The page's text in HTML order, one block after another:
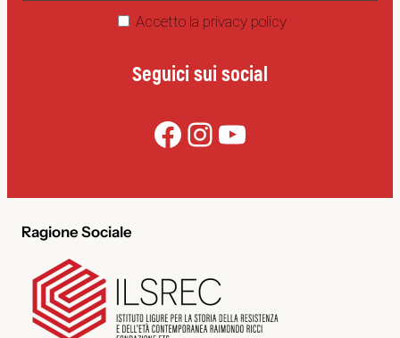
Accetto la privacy policy
Seguici sui social
Facebook InstagramYouTube
Ragione Sociale